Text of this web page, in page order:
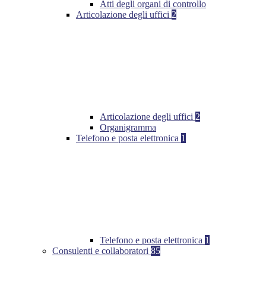
Atti degli organi di controllo
Articolazione degli uffici 2
Articolazione degli uffici 2
Organigramma
Telefono e posta elettronica 1
Telefono e posta elettronica 1
Consulenti e collaboratori 85